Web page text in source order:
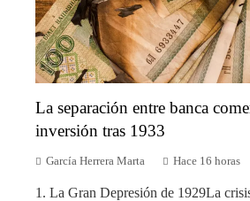
La separación entre banca
inversión tras 1933
García Herrera Marta Hace 16 horas
1. La Gran Depresión de 1929La